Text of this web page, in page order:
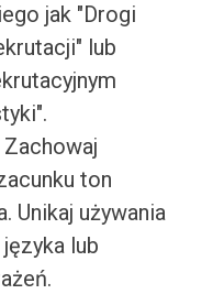
jak "Drogi
lub
ton
Unikaj używania
lub